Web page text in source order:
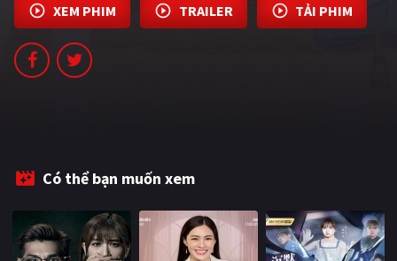
TUYỂN TẬP PHIM
BLOG
XEM PHIM TRAILER TẢI PHIM
Có thể bạn muốn xem